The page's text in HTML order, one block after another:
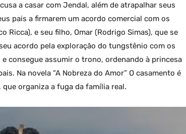
a casar com Jendal, além de atrapalhar seus
pais a firmarem um acordo comercial com os
Ricca), e seu filho, Omar (Rodrigo Simas), que se
acordo pela exploração do tungstênio com os
consegue assumir o trono, ordenando à princesa
Na novela “A Nobreza do Amor” O casamento é
que organiza a fuga da família real.